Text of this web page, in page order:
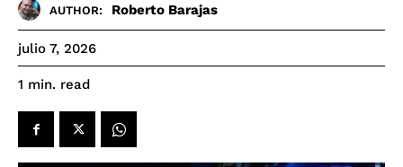
AUTHOR: Roberto Barajas
julio 7, 2026
1 min. read